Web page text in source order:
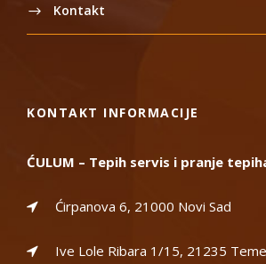
Kontakt
KONTAKT INFORMACIJE
ĆULUM – Tepih servis i pranje
Ćirpanova 6, 21000 Novi Sad
Ive Lole Ribara 1/15, 21235